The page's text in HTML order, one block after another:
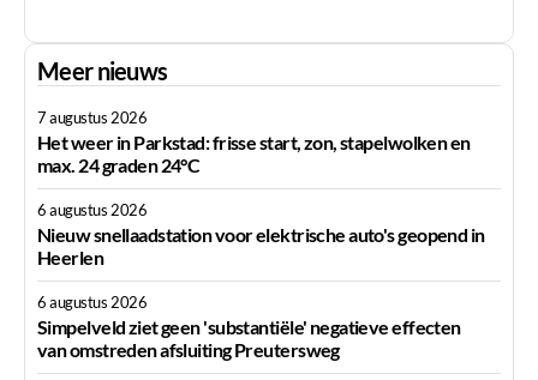
Meer nieuws
7 augustus 2026
Het weer in Parkstad: frisse start, zon, stapelwolken en
max. 24 graden 24°C
6 augustus 2026
Nieuw snellaadstation voor elektrische auto's geopend in
Heerlen
6 augustus 2026
Simpelveld ziet geen 'substantiële' negatieve effecten
van omstreden afsluiting Preutersweg